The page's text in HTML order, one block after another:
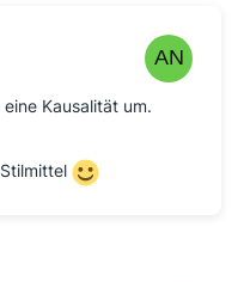
Kausalität um.